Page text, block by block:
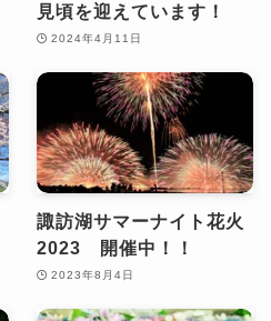
見頃を迎えています！
2024年4月11日
諏訪湖サマーナイト花火
2023 開催中！！
2023年8月4日